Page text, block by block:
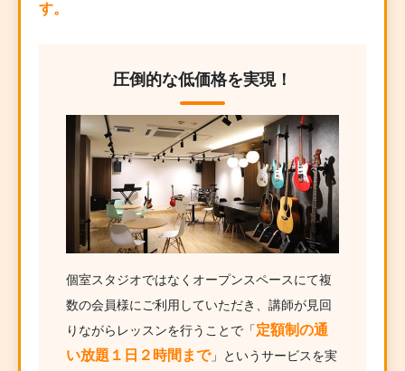
す。
圧倒的な低価格を実現！
個室スタジオではなくオープンスペースにて複
数の会員様にご利用していただき、講師が見回
りながらレッスンを行うことで「定額制の通
い放題１日２時間まで」というサービスを実